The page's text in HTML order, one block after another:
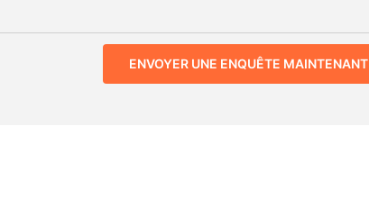
ENVOYER UNE ENQUÊTE MAINTENANT